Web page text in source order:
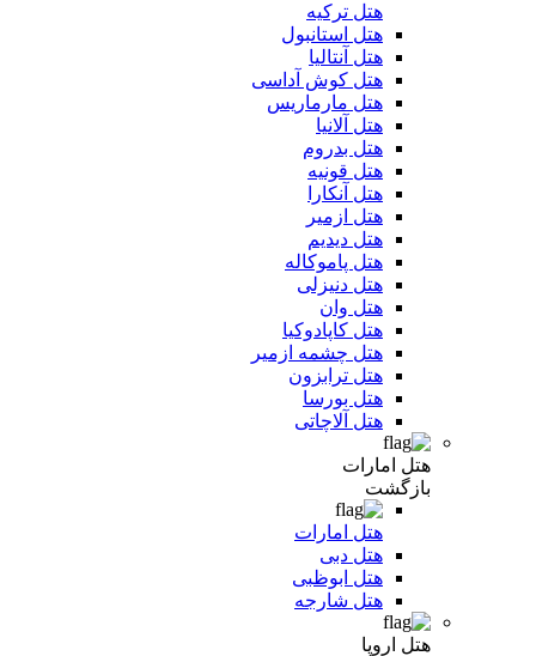
هتل ترکیه
هتل استانبول
هتل آنتالیا
هتل کوش آداسی
هتل مارماریس
هتل آلانیا
هتل بدروم
هتل قونیه
هتل آنکارا
هتل ازمیر
هتل دیدیم
هتل پاموکاله
هتل دنیزلی
هتل وان
هتل کاپادوکیا
هتل چشمه ازمیر
هتل ترابزون
هتل بورسا
هتل آلاچاتی
هتل امارات
بازگشت
هتل امارات
هتل دبی
هتل ابوظبی
هتل شارجه
هتل اروپا